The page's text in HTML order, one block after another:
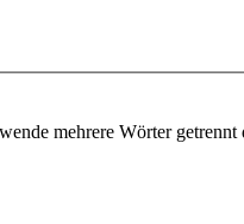
mehrere Wörter getrennt